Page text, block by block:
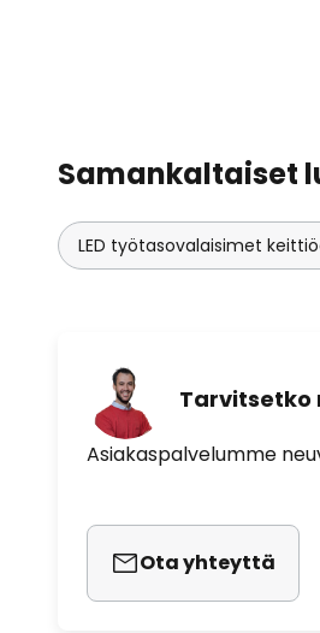
Samankaltaiset
LED työtasovalaisimet
Tarvitsetko
Asiakaspalvelumme
Ota yhteyttä